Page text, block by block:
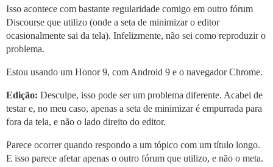
Isso acontece com bastante regularidade comigo em outro fórum
Discourse que utilizo (onde a seta de minimizar o editor
ocasionalmente sai da tela). Infelizmente, não sei como reproduzir o
problema.
Estou usando um Honor 9, com Android 9 e o navegador Chrome.
Edição: Desculpe, isso pode ser um problema diferente. Acabei de
testar e, no meu caso, apenas a seta de minimizar é empurrada para
fora da tela, e não o lado direito do editor.
Parece ocorrer quando respondo a um tópico com um título longo.
E isso parece afetar apenas o outro fórum que utilizo, e não o meta.